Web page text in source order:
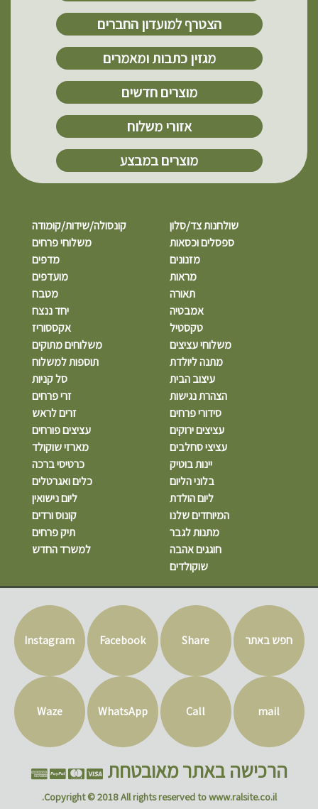
הצטרף למועדון החברים
מגזין כתבות ומאמרים
מוצרים חדשים
אזורי משלוח
מוצרים במבצע
שולחנות צד/סלון
קונסולה/שידות/קומודה
ספסלים וכסאות
משלוחי פרחים
מזנונים
מדפים
מראות
מועדפים
תאורה
מטבח
אמבטיה
יחד ננצח
טקסטיל
אקססוריז
משלוחי עציצים
משלוחים מתוקים
מתנה ליולדת
תוספות למשלוח
עיצוב הבית
סל קניות
הצהרת נגישות
זרי פרחים
סידורי פרחים
זרים לראש
עציצים ירוקים
עציצים פורחים
עציצי סחלבים
מארזי שוקולד
יינות בוטיק
כרטיסי ברכה
בלוני הליום
כלים ואגרטלים
ליום הולדת
ליום נישואין
המיוחדים שלנו
קונוס ורדים
מתנות לגבר
תיק פרחים
חוגגים אהבה
למשרד החדש
שוקולדים
חפש באתר Share
Facebook
Instagram
mail
Call
WhatsApp
Waze
הרכישה באתר מאובטחת
Copyright © 2018 All rights reserved to www.ralsite.co.il.